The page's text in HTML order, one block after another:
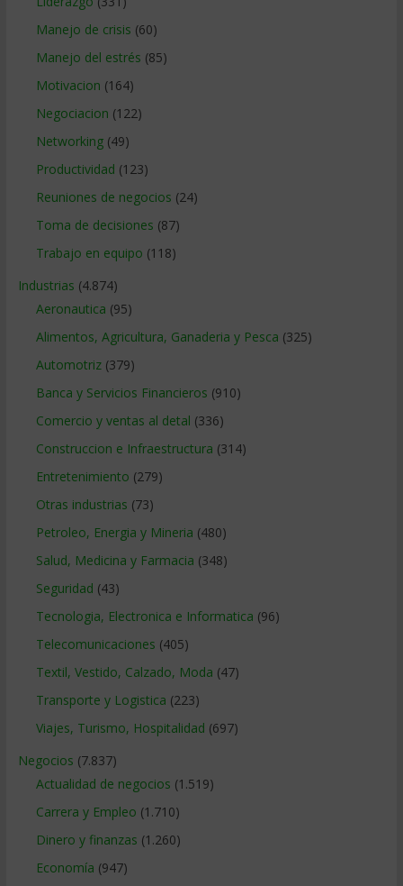
Manejo de crisis (60)
Manejo del estrés (85)
Motivacion (164)
Negociacion (122)
Networking(49)
Productividad (123)
Reuniones de negocios (24)
Toma de decisiones (87)
Trabajo en equipo (118)
Industrias (4.874)
Aeronautica (95)
Alimentos, Agricultura, Ganaderia y Pesca (325)
Automotriz(379)
Banca y Servicios Financieros (910)
Comercio y ventas al detal (336)
Construccion e Infraestructura (314)
Entretenimiento (279)
Otras industrias (73)
Petroleo, Energia y Mineria (480)
Salud, Medicina y Farmacia (348)
Seguridad (43)
Tecnologia, Electronica e Informatica (96)
Telecomunicaciones (405)
Textil, Vestido, Calzado, Moda (47)
Transporte y Logistica (223)
Viajes, Turismo, Hospitalidad (697)
Negocios (7.837)
Actualidad de negocios (1.519)
Carrera y Empleo (1.710)
Dinero y finanzas (1.260)
Economía (947)